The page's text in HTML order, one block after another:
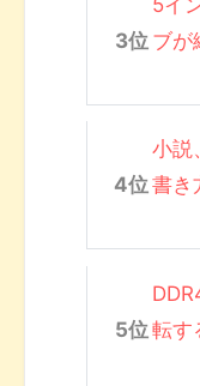
ブが
小説
書き
転す